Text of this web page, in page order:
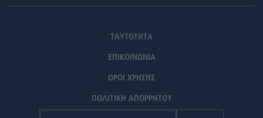
ΤΑΥΤΟΤΗΤΑ
ΕΠΙΚΟΙΝΩΝΙΑ
ΟΡΟΙ ΧΡΗΣΗΣ
ΠΟΛΙΤΙΚΗ ΑΠΟΡΡΗΤΟΥ